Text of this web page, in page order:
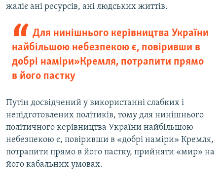
жаліє ані ресурсів, ані людських життів.
Для нинішнього керівництва України
найбільшою небезпекою є, повіривши в
добрі наміри» Кремля, потрапити прямо
в його пастку
Путін досвідчений у використанні слабких і
непідготовлених політиків, тому для нинішнього
політичного керівництва України найбільшою
небезпекою є, повіривши в «добрі наміри» Кремля,
потрапити прямо в його пастку, прийняти «мир» на
його кабальних умовах.